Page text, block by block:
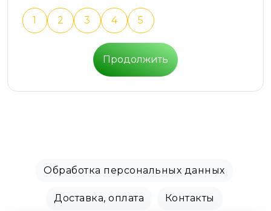
1 2 3 4 5
Продолжить
Обработка персональных данных
Доставка, оплата Контакты